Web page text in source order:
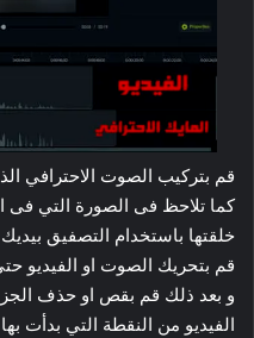
قم بتركيب الصوت الاحترافي
كما تلاحظ فى الصورة التي فى
خلقتها باستخدام التصفيق
قم بتحريك الصوت او الفيديو
و بعد ذلك قم بقص او حذف
الفيديو من النقطة التي بدأت